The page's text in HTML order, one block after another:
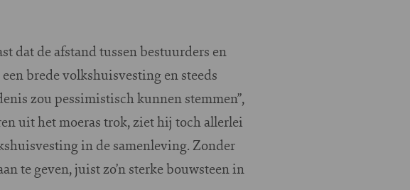
dat de afstand tussen bestuurders en
brede volkshuisvesting en steeds
zou pessimistisch kunnen stemmen”,
uit het moeras trok, ziet hij toch allerlei
in de samenleving. Zonder
te geven, juist zo’n sterke bouwsteen in